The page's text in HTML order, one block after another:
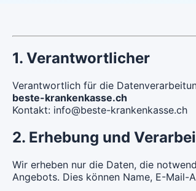
1. Verantwortlicher
Verantwortlich für die
beste-krankenkasse.ch
Kontakt: info@beste-krankenkasse.ch
2. Erhebung und
Wir erheben nur die Daten, die
Angebots. Dies können Name, E-